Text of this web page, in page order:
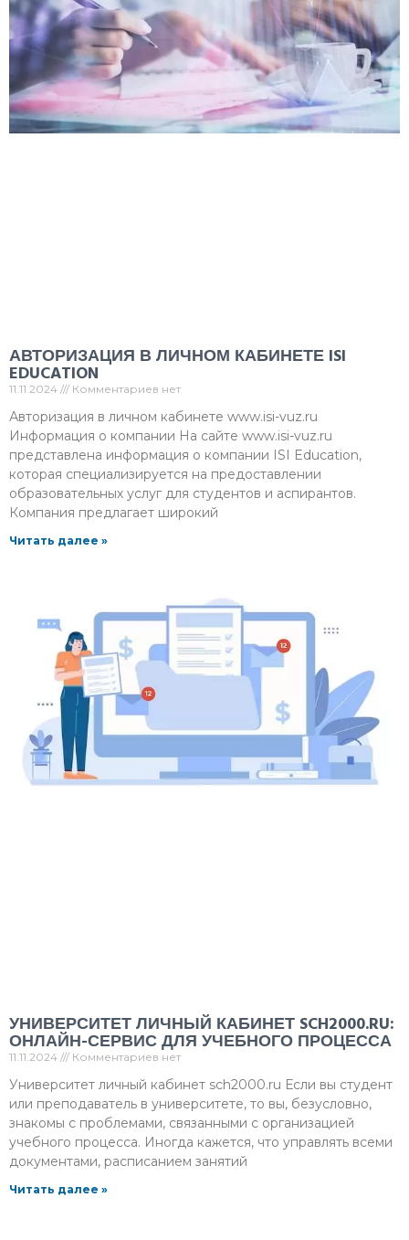
АВТОРИЗАЦИЯ В ЛИЧНОМ КАБИНЕТЕ ISI
EDUCATION
11.11.2024 Комментариев нет
Авторизация в личном кабинете www.isi-vuz.ru
Информация о компании На сайте www.isi-vuz.ru
представлена информация о компании ISI Education,
которая специализируется на предоставлении
образовательных услуг для студентов и аспирантов.
Компания предлагает широкий
Читать далее »
УНИВЕРСИТЕТ ЛИЧНЫЙ КАБИНЕТ SCH2000.RU:
ОНЛАЙН-СЕРВИС ДЛЯ УЧЕБНОГО ПРОЦЕССА
11.11.2024 Комментариев нет
Университет личный кабинет sch2000.ru Если вы студент
или преподаватель в университете, то вы, безусловно,
знакомы с проблемами, связанными с организацией
учебного процесса. Иногда кажется, что управлять всеми
документами, расписанием занятий
Читать далее »